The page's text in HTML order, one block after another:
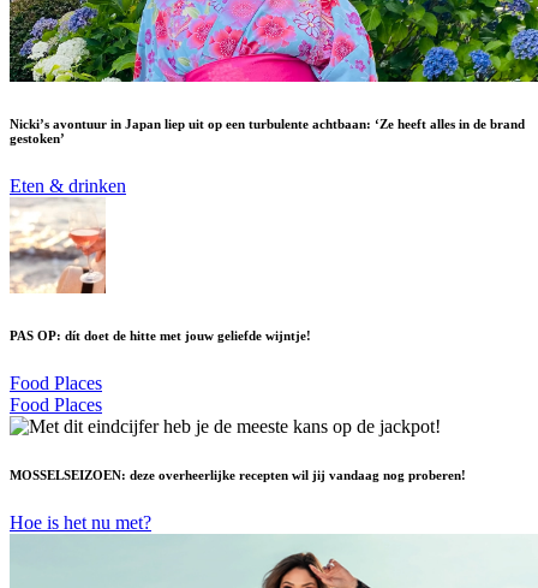
Nicki’s avontuur in Japan liep uit op een turbulente achtbaan: ‘Ze heeft alles in de brand
gestoken’
Eten & drinken
PAS OP: dít doet de hitte met jouw geliefde wijntje!
Food Places
Food Places
MOSSELSEIZOEN: deze overheerlijke recepten wil jij vandaag nog proberen!
Hoe is het nu met?